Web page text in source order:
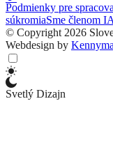
Podmienky pre
súkromiaSme členom
© Copyright 2026
Webdesign by
Svetlý Dizajn